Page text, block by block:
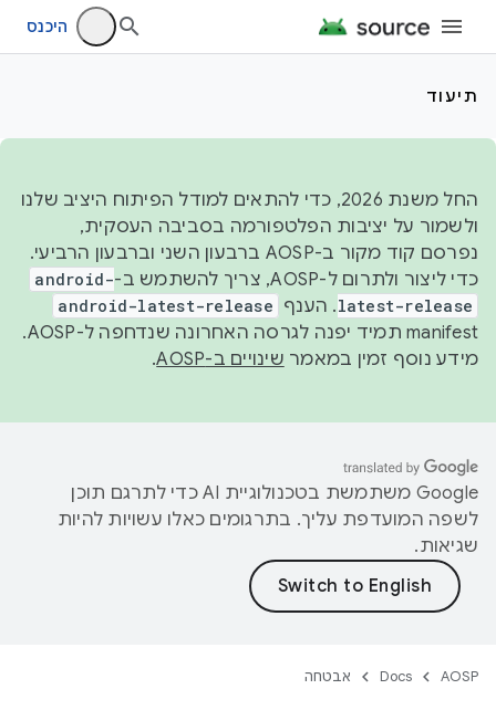
היכנס
תיעוד
החל משנת 2026, כדי להתאים למודל הפיתוח היציב שלנו
ולשמור על יציבות הפלטפורמה בסביבה העסקית,
נפרסם קוד מקור ב-AOSP ברבעון השני וברבעון הרביעי.
כדי ליצור ולתרום ל-AOSP, צריך להשתמש ב-
android-
latest-release. הענף android-latest-release
manifest תמיד יפנה לגרסה האחרונה שנדחפה ל-AOSP.
מידע נוסף זמין במאמר שינויים ב-AOSP .
‫Google משתמשת בטכנולוגיית AI כדי לתרגם תוכן
לשפה המועדפת עליך. בתרגומים כאלו עשויות להיות
שגיאות.
AOSP
Docs אבטחה